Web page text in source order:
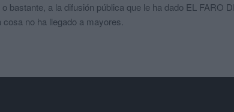
bastante, a la difusión pública que le ha dado EL FARO
no ha llegado a mayores.